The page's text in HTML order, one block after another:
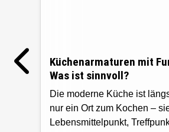
Küchenarmaturen mit
Was ist sinnvoll?
Die moderne Küche ist
nur ein Ort zum Kochen –
Lebensmittelpunkt,